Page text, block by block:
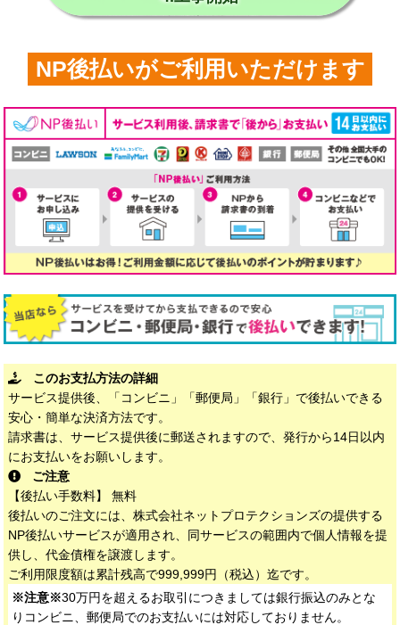
NP後払いがご利用いただけます
このお支払方法の詳細
サービス提供後、「コンビニ」「郵便局」「銀行」で後払いできる
安心・簡単な決済方法です。
請求書は、サービス提供後に郵送されますので、発行から14日以内
にお支払いをお願いします。
ご注意
【後払い手数料】 無料
後払いのご注文には、株式会社ネットプロテクションズの提供する
NP後払いサービスが適用され、同サービスの範囲内で個人情報を提
供し、代金債権を譲渡します。
ご利用限度額は累計残高で999,999円（税込）迄です。
※注意※30万円を超えるお取引につきましては銀行振込のみとな
りコンビニ、郵便局でのお支払いには対応しておりません。